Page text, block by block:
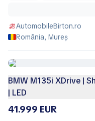
AutomobileBirton.ro
România, Mureș
BMW M135i XDrive |
| LED
41.999 EUR